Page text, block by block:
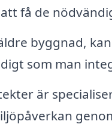
få de
byggnad,
som man
är